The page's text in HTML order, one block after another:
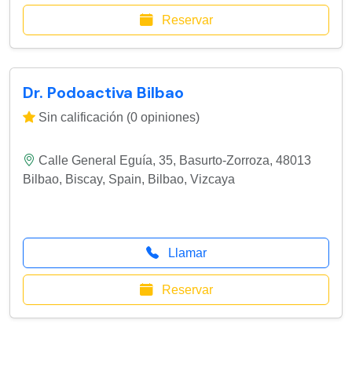
Reservar
Dr. Podoactiva Bilbao
Sin calificación (0 opiniones)
Calle General Eguía, 35, Basurto-Zorroza, 48013
Bilbao, Biscay, Spain, Bilbao, Vizcaya
Llamar
Reservar